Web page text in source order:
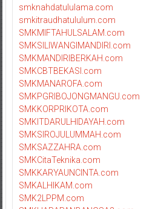
smknahdatululama.com
smkitraudhatululum.com
SMKMIFTAHULSALAM.com
SMKSILIWANGIMANDIRI.com
SMKMANDIRIBERKAH.com
SMKCBTBEKASI.com
SMKMANAROFA.com
SMKPGRIBOJONGMANGU.com
SMKKORPRIKOTA.com
SMKITDARULHIDAYAH.com
SMKSIROJULUMMAH.com
SMKSAZZAHRA.com
SMKCitaTeknika.com
SMKKARYAUNCINTA.com
SMKALHIKAM.com
SMK2LPPM.com